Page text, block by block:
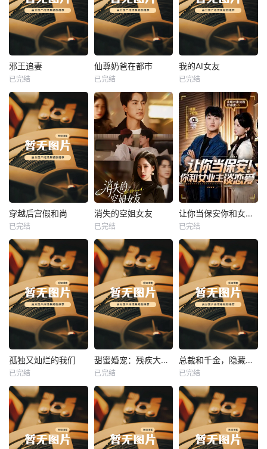
热播
邪王追妻
未知
邪王追妻
已完结
热播
未知
仙尊奶爸在都市
已完结
热播
我的AI女友
未知
我的AI女友
已完结
热播
未知
穿越后宫假和尚
已完结
热播
未知
消失的空姐女友
已完结
热播
未知
让你当保安你和女业主谈恋爱
已完结
热播
未知
孤独又灿烂的我们
已完结
热播
未知
甜蜜婚宠：残疾大佬夜夜撩
已完结
热播
未知
总裁和千金，隐藏身份闪婚了
已完结